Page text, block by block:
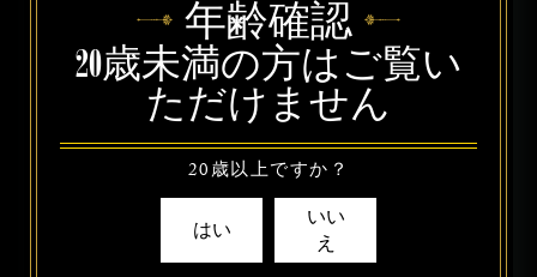
年齢確認
20歳未満の方はご覧い
ただけません
20歳以上ですか？
はい
いい
え